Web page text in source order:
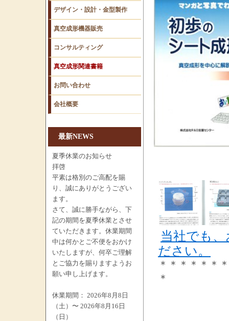
デザイン・設計・金型製作
真空成形機器販売
コンサルティング
真空成形関連書籍
お問い合わせ
会社概要
最新NEWS
夏季休業のお知らせ
拝啓
平素は格別のご高配を賜
り、誠にありがとうござい
ます。
さて、誠に勝手ながら、下
記の期間を夏季休業とさせ
ていただきます。休業期間
中は何かとご不便をおかけ
いたしますが、何卒ご理解
とご協力を賜りますようお
願い申し上げます。
休業期間： 2026年8月8日
（土）〜 2026年8月16日
（日）
当社でも
ださい。
＊＊＊＊＊＊
＊